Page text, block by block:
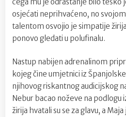
osjećati neprihvaćeno, no
talentom osvojio je simpatije
ponovo gledati u polufinalu.
Nastup nabijen adrenalinom
kojeg čine umjetnici iz
njihovog riskantnog audicijskog
Nebur bacao noževe na podlogu
žirija hvatali su se za glavu, a